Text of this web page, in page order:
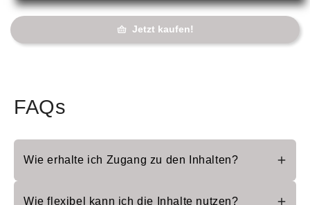
Jetzt kaufen!
FAQs
Wie erhalte ich Zugang zu den Inhalten?
Wie flexibel kann ich die Inhalte nutzen?